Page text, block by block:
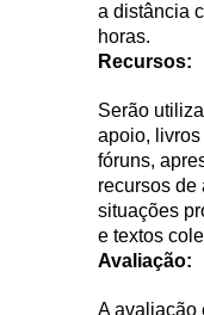
a distância
horas.
Recursos:
Serão
apoio,
fóruns,
recursos de
situações
e textos
Avaliação:
A avaliação